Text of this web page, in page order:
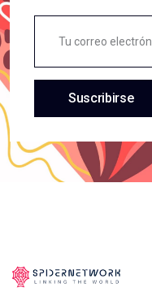
Suscribirse